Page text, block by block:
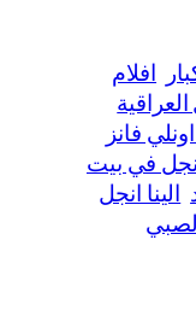
افلام
العراقية
فانز
انجل في بيت
الينا انجل